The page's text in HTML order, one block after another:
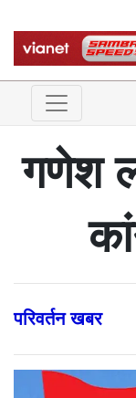
गणेश
परिवर्तन खबर